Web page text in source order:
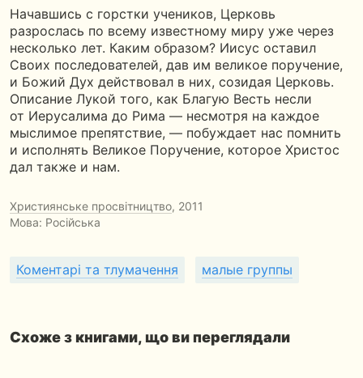
Начавшись с горстки учеников, Церковь
разрослась по всему известному миру уже через
несколько лет. Каким образом? Иисус оставил
Своих последователей, дав им великое поручение,
и Божий Дух действовал в них, созидая Церковь.
Описание Лукой того, как Благую Весть несли
от Иерусалима до Рима — несмотря на каждое
мыслимое препятствие, — побуждает нас помнить
и исполнять Великое Поручение, которое Христос
дал также и нам.
Християнське просвітництво, 2011
Мова: Російська
Коментарі та тлумачення малые группы
Схоже з книгами, що ви переглядали